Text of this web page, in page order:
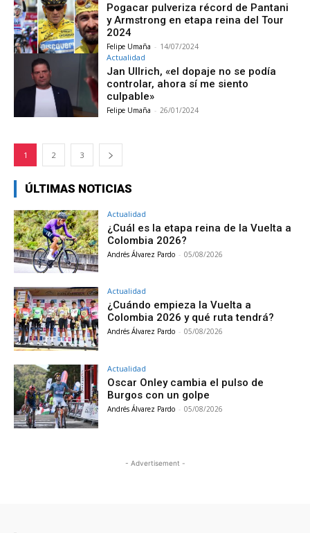
Pogacar pulveriza récord de Pantani
y Armstrong en etapa reina del Tour
2024
Felipe Umaña - 14/07/2024
Actualidad
Jan Ullrich, «el dopaje no se podía
controlar, ahora sí me siento
culpable»
Felipe Umaña - 26/01/2024
1 2 3
ÚLTIMAS NOTICIAS
Actualidad
¿Cuál es la etapa reina de la Vuelta a
Colombia 2026?
Andrés Álvarez Pardo - 05/08/2026
Actualidad
¿Cuándo empieza la Vuelta a
Colombia 2026 y qué ruta tendrá?
Andrés Álvarez Pardo - 05/08/2026
Actualidad
Oscar Onley cambia el pulso de
Burgos con un golpe
Andrés Álvarez Pardo - 05/08/2026
- Advertisement -